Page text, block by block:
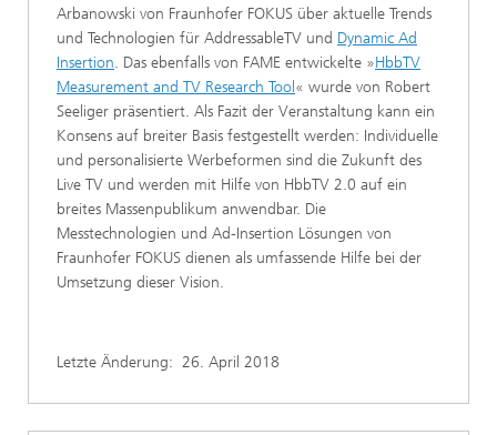
Arbanowski von Fraunhofer FOKUS über aktuelle Trends
und Technologien für AddressableTV und Dynamic Ad
Insertion. Das ebenfalls von FAME entwickelte »HbbTV
Measurement and TV Research Tool « wurde von Robert
Seeliger präsentiert. Als Fazit der Veranstaltung kann ein
Konsens auf breiter Basis festgestellt werden: Individuelle
und personalisierte Werbeformen sind die Zukunft des
Live TV und werden mit Hilfe von HbbTV 2.0 auf ein
breites Massenpublikum anwendbar. Die
Messtechnologien und Ad-Insertion Lösungen von
Fraunhofer FOKUS dienen als umfassende Hilfe bei der
Umsetzung dieser Vision.
Letzte Änderung: 26. April 2018